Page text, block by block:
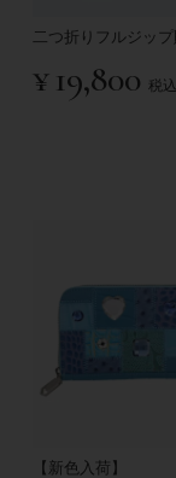
二つ折りフルジップ
¥ 19,800 税込
【新色入荷】